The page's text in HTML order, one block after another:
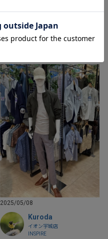
Kuroda
INSPIRE
2025/05/08
Kuroda
イオン宇城店
INSPIRE